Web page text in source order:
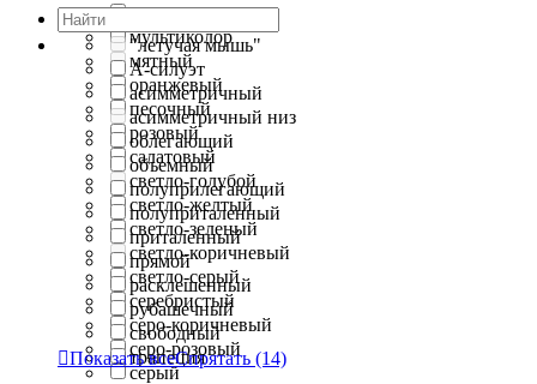
морская волна
мультиколор
мятный
оранжевый
песочный
розовый
салатовый
светло-голубой
светло-желтый
светло-зеленый
светло-коричневый
светло-серый
серебристый
серо-коричневый
серо-розовый
серый
"летучая мышь"
А-силуэт
асимметричный
асимметричный низ
облегающий
объемный
полуприлегающий
полуприталенный
приталенный
прямой
расклешенный
рубашечный
свободный
трапеция
Показать всеСпрятать (14)